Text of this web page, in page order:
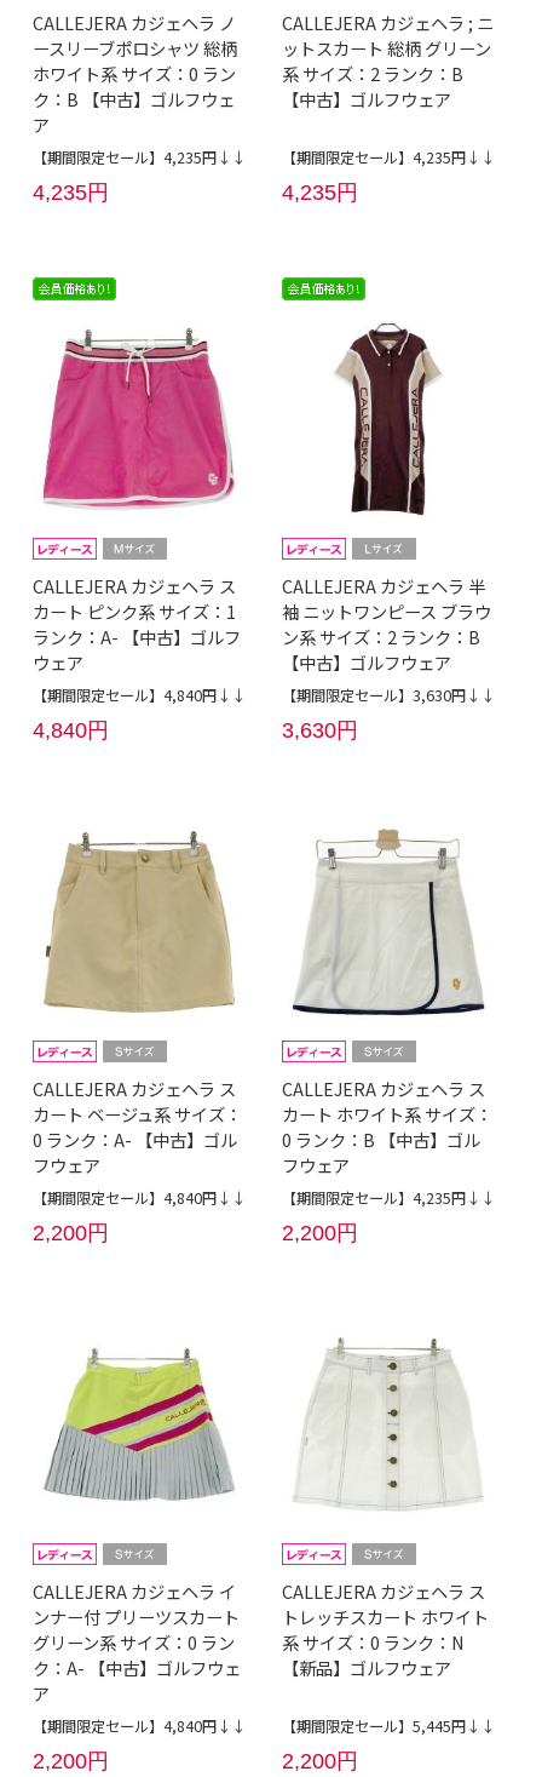
CALLEJERA カジェヘラ ノ
ースリーブポロシャツ 総柄
ホワイト系 サイズ：0 ラン
ク：B 【中古】ゴルフウェ
ア
【期間限定セール】4,235円↓↓
4,235円
CALLEJERA カジェヘラ ; ニ
ットスカート 総柄 グリーン
系 サイズ：2 ランク：B
【中古】ゴルフウェア
【期間限定セール】4,235円↓↓
4,235円
CALLEJERA カジェヘラ ス
カート ピンク系 サイズ：1
ランク：A- 【中古】ゴルフ
ウェア
【期間限定セール】4,840円↓↓
4,840円
CALLEJERA カジェヘラ 半
袖 ニットワンピース ブラウ
ン系 サイズ：2 ランク：B
【中古】ゴルフウェア
【期間限定セール】3,630円↓↓
3,630円
CALLEJERA カジェヘラ ス
カート ベージュ系 サイズ：
0 ランク：A- 【中古】ゴル
フウェア
【期間限定セール】4,840円↓↓
2,200円
CALLEJERA カジェヘラ ス
カート ホワイト系 サイズ：
0 ランク：B 【中古】ゴル
フウェア
【期間限定セール】4,235円↓↓
2,200円
CALLEJERA カジェヘラ イ
ンナー付 プリーツスカート
グリーン系 サイズ：0 ラン
ク：A- 【中古】ゴルフウェ
ア
【期間限定セール】4,840円↓↓
2,200円
CALLEJERA カジェヘラ ス
トレッチスカート ホワイト
系 サイズ：0 ランク：N
【新品】ゴルフウェア
【期間限定セール】5,445円↓↓
2,200円